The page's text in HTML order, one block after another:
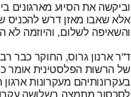
וביקשה את הסיוע מארגונים
אלא שאבו מאזן דרש להכניס
והשאיפה לשלום, והיוזמה לא
ד"ר ארנון גרוס, החוקר כבר
של הרשות הפלסטינית אומר
בעקרונותיהם מעקרונות
לסכסוך מתמצה בשלושה